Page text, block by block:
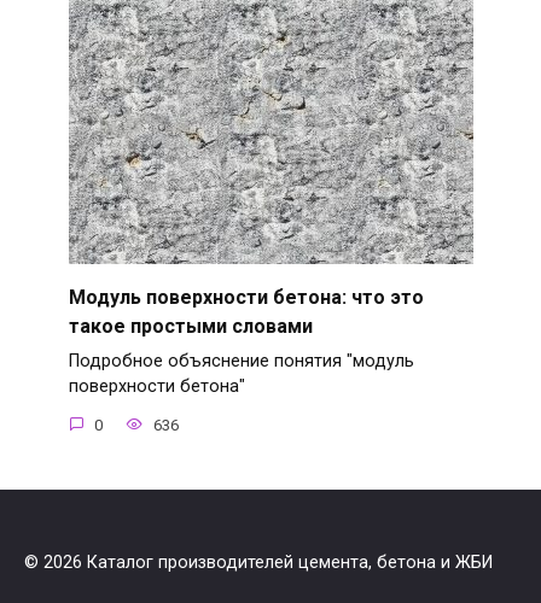
Модуль поверхности бетона: что это
такое простыми словами
Подробное объяснение понятия "модуль
поверхности бетона"
0 636
© 2026 Каталог производителей цемента, бетона и ЖБИ